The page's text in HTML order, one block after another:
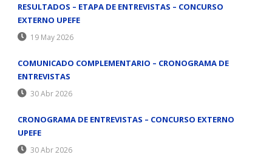
RESULTADOS – ETAPA DE ENTREVISTAS – CONCURSO
EXTERNO UPEFE
19 May 2026
COMUNICADO COMPLEMENTARIO – CRONOGRAMA DE
ENTREVISTAS
30 Abr 2026
CRONOGRAMA DE ENTREVISTAS – CONCURSO EXTERNO
UPEFE
30 Abr 2026